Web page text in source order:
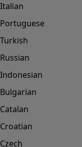
Italian
Portuguese
Turkish
Russian
Indonesian
Bulgarian
Catalan
Croatian
Czech